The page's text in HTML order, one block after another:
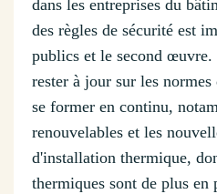
dans les entreprises du
des règles de sécurité est
publics et le second
rester à jour sur les
se former en continu,
renouvelables et les
d'installation thermique,
thermiques sont de plus en